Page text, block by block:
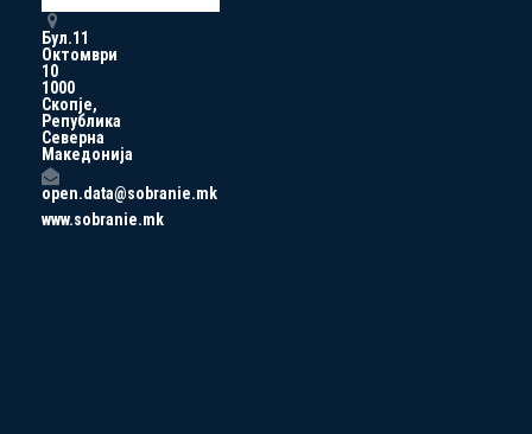
Бул.11
Октомври
10
1000
Скопје,
Република
Северна
Македонија
open.data@sobranie.mk
www.sobranie.mk